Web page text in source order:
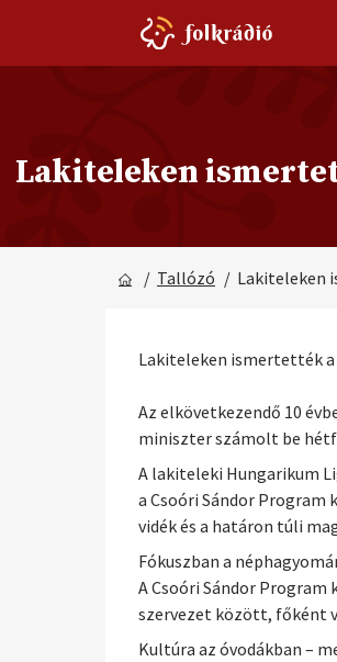
Lakiteleken
/ Tallózó / Lakiteleken
Lakiteleken ismertették a
Az elkövetkezendő 10
miniszter számolt be
A lakiteleki Hungarikum
a Csoóri Sándor
vidék és a határon túli
Fókuszban a
A Csoóri Sándor
szervezet között, főként
Kultúra az óvodákban –